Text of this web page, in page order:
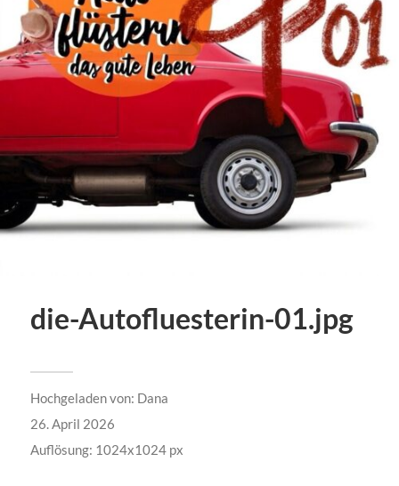
die-Autofluesterin-01.jpg
Hochgeladen von: Dana
26. April 2026
Auflösung: 1024x1024 px